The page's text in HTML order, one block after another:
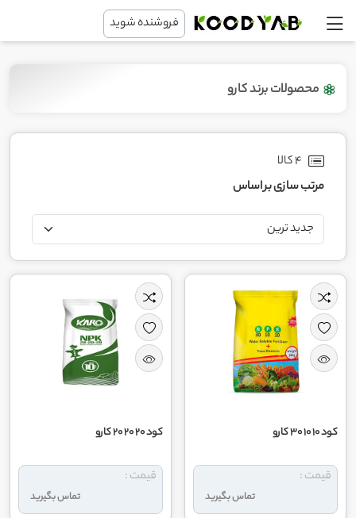
فروشنده شوید
محصولات برند کارو
4 کالا
مرتب سازی بر اساس
کود 10 10 30 کارو
تماس بگیرید
قیمت :
کود 20 20 20 کارو
تماس بگیرید
قیمت :